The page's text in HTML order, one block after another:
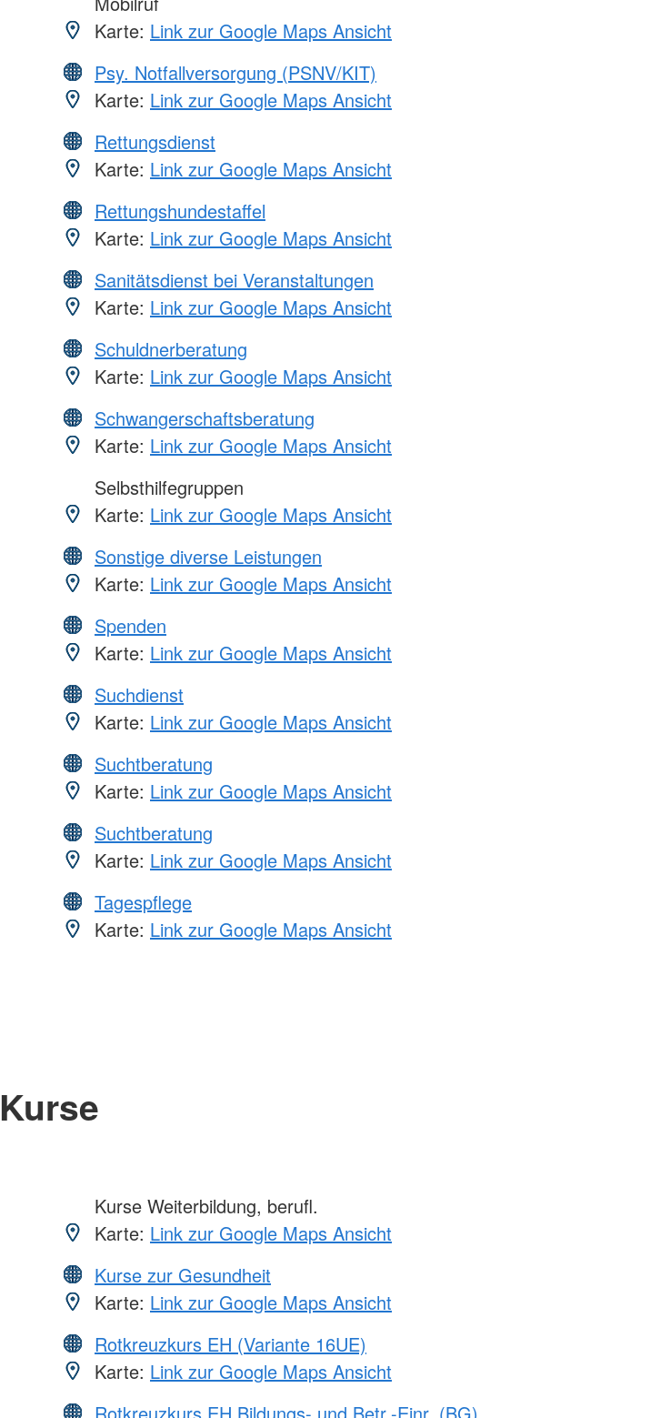
Karte: Link zur Google Maps Ansicht
Psy. Notfallversorgung (PSNV/KIT)
Karte: Link zur Google Maps Ansicht
Rettungsdienst
Karte: Link zur Google Maps Ansicht
Rettungshundestaffel
Karte: Link zur Google Maps Ansicht
Sanitätsdienst bei Veranstaltungen
Karte: Link zur Google Maps Ansicht
Schuldnerberatung
Karte: Link zur Google Maps Ansicht
Schwangerschaftsberatung
Karte: Link zur Google Maps Ansicht
Selbsthilfegruppen
Karte: Link zur Google Maps Ansicht
Sonstige diverse Leistungen
Karte: Link zur Google Maps Ansicht
Spenden
Karte: Link zur Google Maps Ansicht
Suchdienst
Karte: Link zur Google Maps Ansicht
Suchtberatung
Karte: Link zur Google Maps Ansicht
Suchtberatung
Karte: Link zur Google Maps Ansicht
Tagespflege
Karte: Link zur Google Maps Ansicht
Kurse
Kurse Weiterbildung, berufl.
Karte: Link zur Google Maps Ansicht
Kurse zur Gesundheit
Karte: Link zur Google Maps Ansicht
Rotkreuzkurs EH (Variante 16UE)
Karte: Link zur Google Maps Ansicht